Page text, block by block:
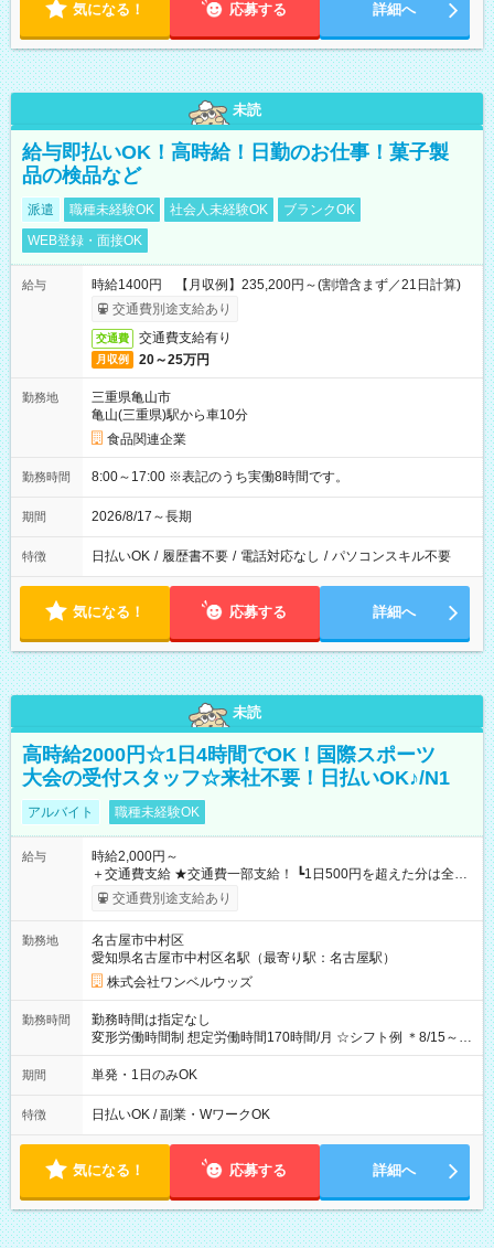
気になる！ 応募する 詳細へ
未読
給与即払いOK！高時給！日勤のお仕事！菓子製
品の検品など
派遣 職種未経験OK 社会人未経験OK
ブランクOK
WEB登録・面接OK
給与
時給1400円 【月収例】235,200円～(割増含まず／21日計算)
交通費別途支給あり
交通費 交通費支給有り
月収例 20～25万円
勤務地
三重県亀山市
亀山(三重県)駅から車10分
食品関連企業
勤務時間 8:00～17:00 ※表記のうち実働8時間です。
期間 2026/8/17～長期
特徴 日払いOK / 履歴書不要 / 電話対応なし / パソコンスキル不要
気になる！ 応募する 詳細へ
未読
高時給2000円☆1日4時間でOK！国際スポーツ
大会の受付スタッフ☆来社不要！日払いOK♪/N1
アルバイト 職種未経験OK
給与
時給2,000円～
＋交通費支給 ★交通費一部支給！ ┗1日500円を超えた分は全額
支給！ ※往復500円以内の方は自己負担となります ★日払い
OK！（規定あり） ┗働いたその日に現金GET♪ お仕事後はコン
期間なし
交通費別途支給あり
勤務地
名古屋市中村区
愛知県名古屋市中村区名駅（最寄り駅：名古屋駅）
株式会社ワンベルウッズ
勤務時間
勤務時間は指定なし
変形労働時間制 想定労働時間170時間/月 ☆シフト例 ＊8/15～
10/26 全日共通 08：00～12：00 17：00～21：00 ＊8/31
～9/19のみ下記シフトもあります！ 12：00～16：00 ＊9/6～
00
期間 単発・1日のみOK
特徴 日払いOK / 副業・WワークOK
気になる！ 応募する 詳細へ